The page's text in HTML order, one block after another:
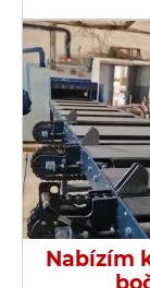
Nabízím